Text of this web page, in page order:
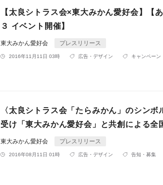
【太良シトラス会×東大みかん愛好会】【
３ イベント開催】
東大みかん愛好会 プレスリリース
2016年11月11日 03時 広告・デザイン キャンペーン
〈太良シトラス会「たらみかん」のシン
受け「東大みかん愛好会」と共創による全
東大みかん愛好会 プレスリリース
2016年08月11日 01時 広告・デザイン 告知・募集